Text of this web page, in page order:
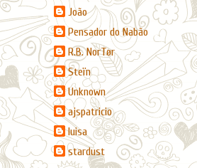
João
Pensador do Nabão
R.B. NorTør
Steïn
Unknown
ajspatricio
luisa
stardust